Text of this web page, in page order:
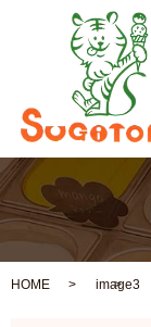
HOME image3